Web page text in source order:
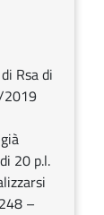
Rsa di
2019
20 p.l.
–